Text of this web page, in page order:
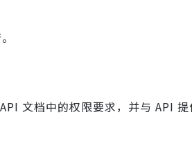
文档中的权限要求，并与 API 提